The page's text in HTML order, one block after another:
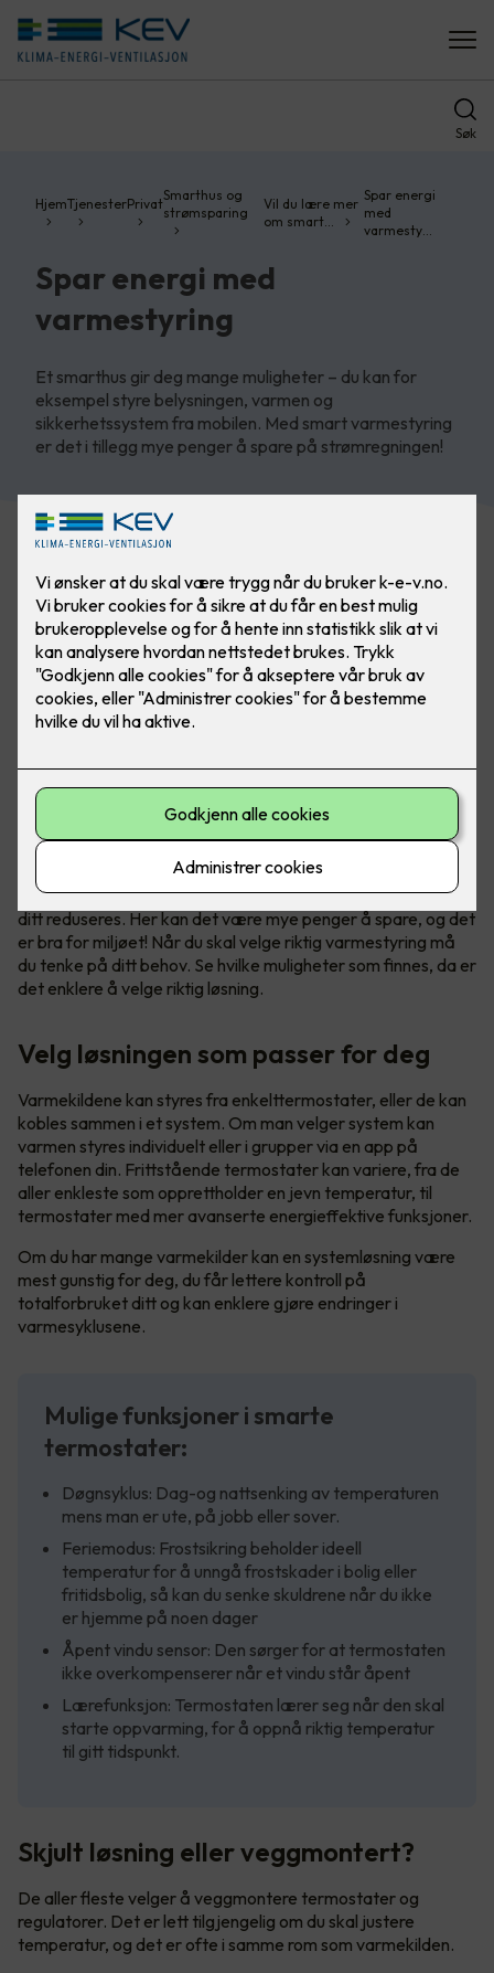
Søk
HjemTjenesterPrivat
Smarthus og
strømsparing
Vil du lære mer
om smart…
Spar energi
med
varmesty…
Spar energi med
varmestyring
Et smarthus gir deg mange muligheter – du kan for
eksempel styre belysningen, varmen og
sikkerhetssystem fra mobilen. Med smart varmestyring
er det i tillegg mye penger å spare på strømregningen!
Smart varmestyring via mobilen. Foto: Micro Matic
Reduser energiforbruket
Moderne varmestyringgjør det mulig å regulere varmen
etter ditt behov, slik at strømkostnadene og energiforbruket
ditt reduseres. Her kan det være mye penger å spare, og det
er bra for miljøet! Når du skal velge riktig varmestyring må
du tenke på ditt behov. Se hvilke muligheter som finnes, da er
det enklere å velge riktig løsning.
Velg løsningen som passer for deg
Varmekildene kan styres fra enkelttermostater, eller de kan
kobles sammen i et system. Om man velger system kan
varmen styres individuelt eller i grupper via en app på
telefonen din. Frittstående termostater kan variere, fra de
aller enkleste som opprettholder en jevn temperatur, til
termostater med mer avanserte energieffektive funksjoner.
Om du har mange varmekilder kan en systemløsning være
mest gunstig for deg, du får lettere kontroll på
totalforbruket ditt og kan enklere gjøre endringer i
varmesyklusene.
Mulige funksjoner i smarte
termostater:
Døgnsyklus: Dag-og nattsenking av temperaturen
mens man er ute, på jobb eller sover.
Feriemodus: Frostsikring beholder ideell
temperatur for å unngå frostskader i bolig eller
fritidsbolig, så kan du senke skuldrene når du ikke
er hjemme på noen dager
Åpent vindu sensor: Den sørger for at termostaten
ikke overkompenserer når et vindu står åpent
Lærefunksjon: Termostaten lærer seg når den skal
starte oppvarming, for å oppnå riktig temperatur
til gitt tidspunkt.
Skjult løsning eller veggmontert?
De aller fleste velger å veggmontere termostater og
regulatorer. Det er lett tilgjengelig om du skal justere
temperatur, og det er ofte i samme rom som varmekilden.